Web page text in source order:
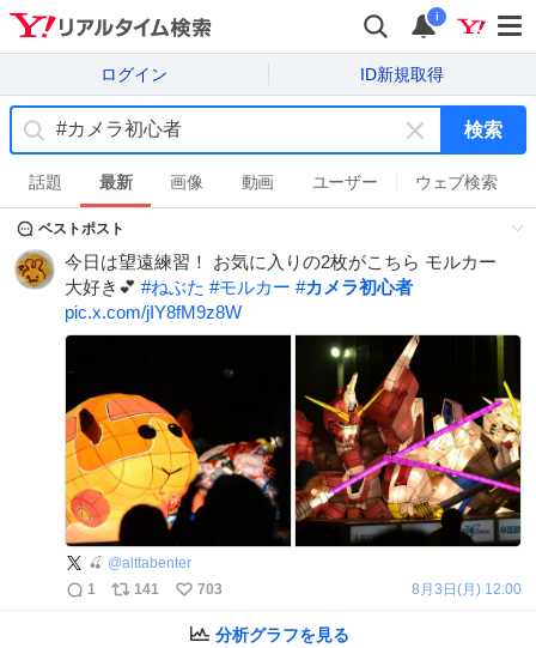
i
ログイン ID新規取得
キ
ー
ワ
ド
す
検索
話題 最新 画像 動画 ユーザー ウェブ検索
ベストポスト
今日は望遠練習！ お気に入りの2枚がこちら モルカー
大好き💕 #ねぶた #モルカー #カメラ初心者
pic.x.com/jIY8fM9z8W
🍒 @alttabenter
1
141 703 8月3日(月) 12:00
分析グラフを見る